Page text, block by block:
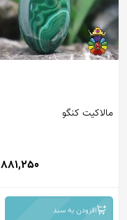
مالاکیت کنگو
881,250
افزودن به سبد